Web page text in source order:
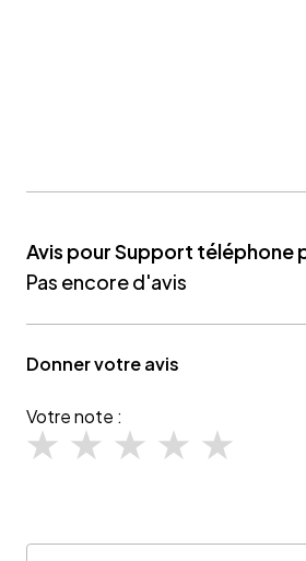
Avis pour Support téléphone
Pas encore d'avis
Donner votre avis
Votre note :